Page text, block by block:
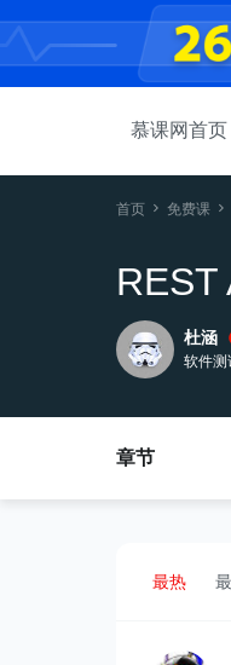
慕课网首页
首页 免费课
REST
杜涵
软件测
章节
最热